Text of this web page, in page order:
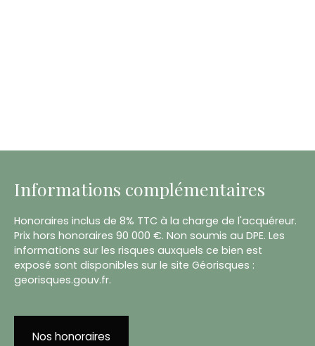
Informations complémentaires
Honoraires inclus de 8% TTC à la charge de l'acquéreur.
Prix hors honoraires 90 000 €. Non soumis au DPE. Les
informations sur les risques auxquels ce bien est
exposé sont disponibles sur le site Géorisques :
georisques.gouv.fr.
Nos honoraires